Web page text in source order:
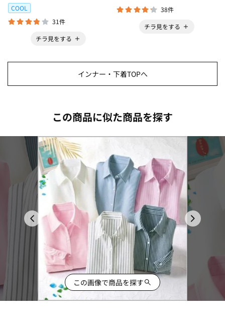
COOL
31件
チラ見をする
38件
チラ見をする
インナー・下着TOPへ
この商品に似た商品を探す
この画像で商品を探す